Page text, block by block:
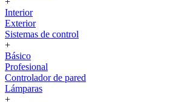
Interior
Exterior
Sistemas de control
+
Básico
Profesional
Controlador de pared
Lámparas
+